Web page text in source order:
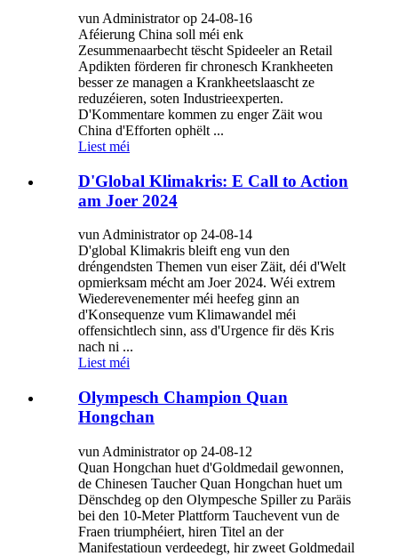
vun Administrator op 24-08-16
Aféierung China soll méi enk
Zesummenaarbecht tëscht Spideeler an Retail
Apdikten förderen fir chronesch Krankheeten
besser ze managen a Krankheetslaascht ze
reduzéieren, soten Industrieexperten.
D'Kommentare kommen zu enger Zäit wou
China d'Efforten ophëlt ...
Liest méi
D'Global Klimakris: E Call to Action
am Joer 2024
vun Administrator op 24-08-14
D'global Klimakris bleift eng vun den
dréngendsten Themen vun eiser Zäit, déi d'Welt
opmierksam mécht am Joer 2024. Wéi extrem
Wiederevenementer méi heefeg ginn an
d'Konsequenze vum Klimawandel méi
offensichtlech sinn, ass d'Urgence fir dës Kris
nach ni ...
Liest méi
Olympesch Champion Quan
Hongchan
vun Administrator op 24-08-12
Quan Hongchan huet d'Goldmedail gewonnen,
de Chinesen Taucher Quan Hongchan huet um
Dënschdeg op den Olympesche Spiller zu Paräis
bei den 10-Meter Plattform Tauchevent vun de
Fraen triumphéiert, hiren Titel an der
Manifestatioun verdeedegt, hir zweet Goldmedail